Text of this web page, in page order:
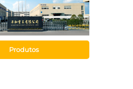
Produtos